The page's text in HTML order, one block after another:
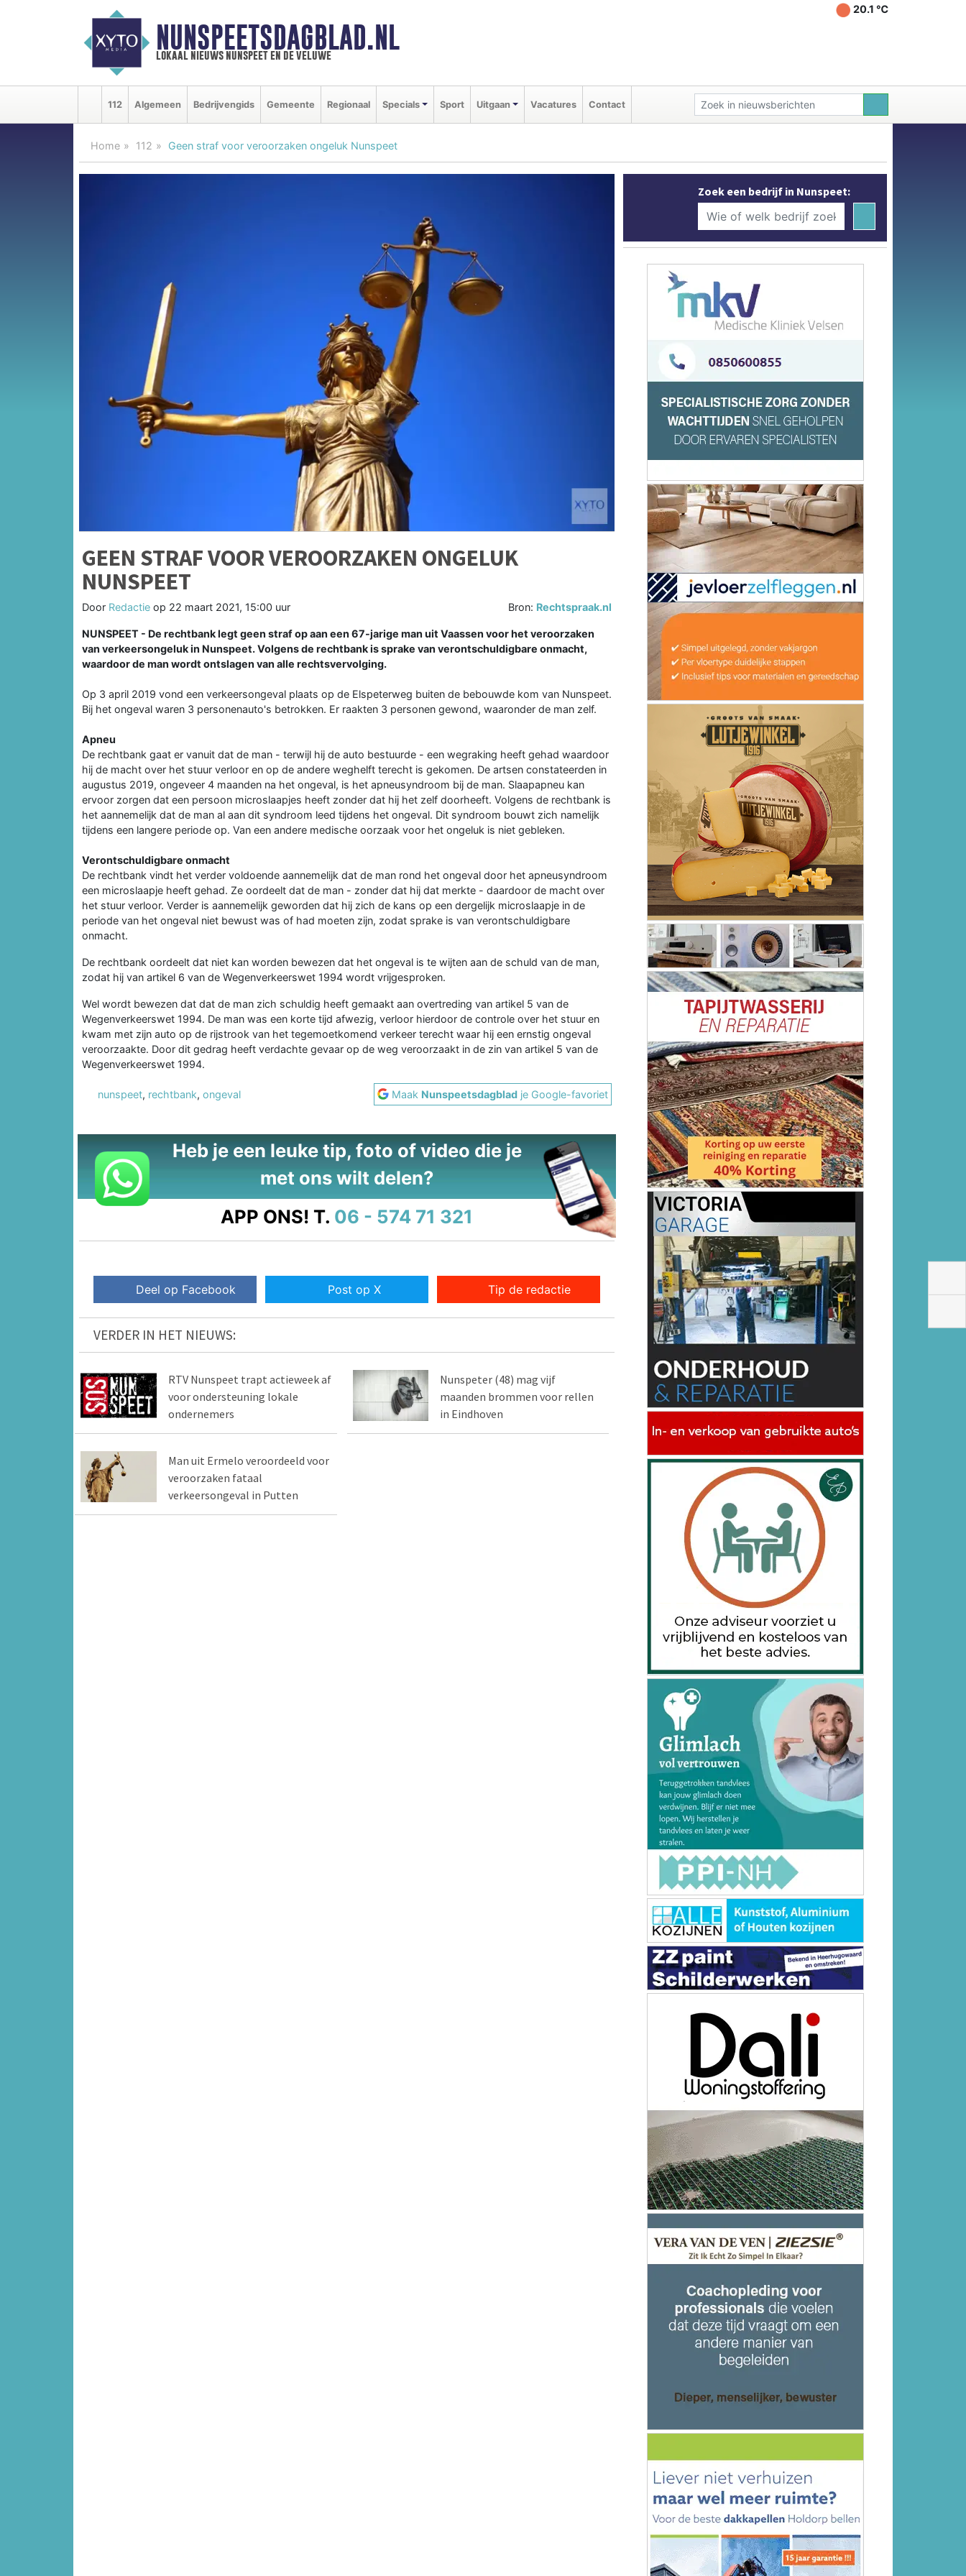
NUNSPEETSDAGBLAD.NL
lokaal nieuws nunspeet en de veluwe
20.1 ℃
112 Algemeen Bedrijvengids Gemeente Regionaal Specials Sport Uitgaan Vacatures Contact
Home 112 Geen straf voor veroorzaken ongeluk Nunspeet
GEEN STRAF VOOR VEROORZAKEN ONGELUK
NUNSPEET
Door Redactie op 22 maart 2021, 15:00 uur Bron: Rechtspraak.nl
NUNSPEET - De rechtbank legt geen straf op aan een 67-jarige man uit Vaassen voor het veroorzaken
van verkeersongeluk in Nunspeet. Volgens de rechtbank is sprake van verontschuldigbare onmacht,
waardoor de man wordt ontslagen van alle rechtsvervolging.
Op 3 april 2019 vond een verkeersongeval plaats op de Elspeterweg buiten de bebouwde kom van Nunspeet.
Bij het ongeval waren 3 personenauto's betrokken. Er raakten 3 personen gewond, waaronder de man zelf.
Apneu
De rechtbank gaat er vanuit dat de man - terwijl hij de auto bestuurde - een wegraking heeft gehad waardoor
hij de macht over het stuur verloor en op de andere weghelft terecht is gekomen. De artsen constateerden in
augustus 2019, ongeveer 4 maanden na het ongeval, is het apneusyndroom bij de man. Slaapapneu kan
ervoor zorgen dat een persoon microslaapjes heeft zonder dat hij het zelf doorheeft. Volgens de rechtbank is
het aannemelijk dat de man al aan dit syndroom leed tijdens het ongeval. Dit syndroom bouwt zich namelijk
tijdens een langere periode op. Van een andere medische oorzaak voor het ongeluk is niet gebleken.
Verontschuldigbare onmacht
De rechtbank vindt het verder voldoende aannemelijk dat de man rond het ongeval door het apneusyndroom
een microslaapje heeft gehad. Ze oordeelt dat de man - zonder dat hij dat merkte - daardoor de macht over
het stuur verloor. Verder is aannemelijk geworden dat hij zich de kans op een dergelijk microslaapje in de
periode van het ongeval niet bewust was of had moeten zijn, zodat sprake is van verontschuldigbare
onmacht.
De rechtbank oordeelt dat niet kan worden bewezen dat het ongeval is te wijten aan de schuld van de man,
zodat hij van artikel 6 van de Wegenverkeerswet 1994 wordt vrijgesproken.
Wel wordt bewezen dat dat de man zich schuldig heeft gemaakt aan overtreding van artikel 5 van de
Wegenverkeerswet 1994. De man was een korte tijd afwezig, verloor hierdoor de controle over het stuur en
kwam met zijn auto op de rijstrook van het tegemoetkomend verkeer terecht waar hij een ernstig ongeval
veroorzaakte. Door dit gedrag heeft verdachte gevaar op de weg veroorzaakt in de zin van artikel 5 van de
Wegenverkeerswet 1994.
nunspeet, rechtbank, ongeval Maak Nunspeetsdagblad je Google-favoriet
Heb je een leuke tip, foto of video die je
met ons wilt delen?
APP ONS! T. 06 - 574 71 321
Deel op Facebook Post op X Tip de redactie
VERDER IN HET NIEUWS:
RTV Nunspeet trapt actieweek af
voor ondersteuning lokale
ondernemers
Nunspeter (48) mag vijf
maanden brommen voor rellen
in Eindhoven
Man uit Ermelo veroordeeld voor
veroorzaken fataal
verkeersongeval in Putten
Zoek een bedrijf in Nunspeet: